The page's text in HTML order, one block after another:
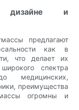
дизайне и
предлагают
как в
что делает их
спектра
медицинских,
преимущества
огромны и